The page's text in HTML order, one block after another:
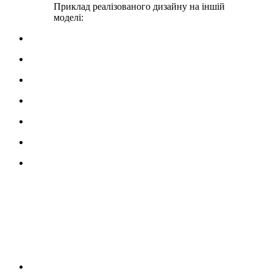
Приклад реалізованого дизайну на іншій
моделі: